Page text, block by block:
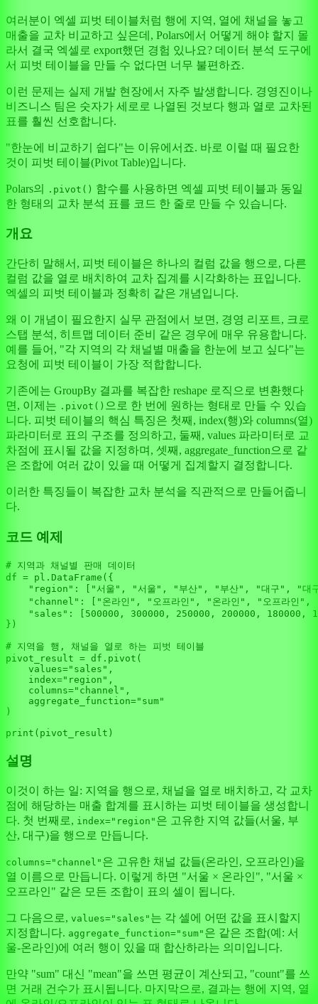
여러분이 엑셀 피벗 테이블처럼 행에 지역, 열에 채널을 놓고
매출을 교차 비교하고 싶은데, Polars에서 어떻게 해야 할지 몰
라서 결국 엑셀로 export했던 경험 있나요? 데이터 분석 도구에
서 피벗 테이블을 만들 수 없다면 너무 불편하죠.
이런 문제는 실제 개발 현장에서 자주 발생합니다. 경영진이나
비즈니스 팀은 숫자가 세로로 나열된 것보다 행과 열로 교차된
표를 훨씬 선호합니다.
"한눈에 비교하기 쉽다"는 이유에서죠. 바로 이럴 때 필요한
것이 피벗 테이블(Pivot Table)입니다.
Polars의 .pivot() 함수를 사용하면 엑셀 피벗 테이블과 동일
한 형태의 교차 분석 표를 코드 한 줄로 만들 수 있습니다.
개요
간단히 말해서, 피벗 테이블은 하나의 컬럼 값을 행으로, 다른
컬럼 값을 열로 배치하여 교차 집계를 시각화하는 표입니다.
엑셀의 피벗 테이블과 정확히 같은 개념입니다.
왜 이 개념이 필요한지 실무 관점에서 보면, 경영 리포트, 크로
스탭 분석, 히트맵 데이터 준비 같은 경우에 매우 유용합니다.
예를 들어, "각 지역의 각 채널별 매출을 한눈에 보고 싶다"는
요청에 피벗 테이블이 가장 적합합니다.
기존에는 GroupBy 결과를 복잡한 reshape 로직으로 변환했다
면, 이제는 .pivot() 으로 한 번에 원하는 형태로 만들 수 있습
니다. 피벗 테이블의 핵심 특징은 첫째, index(행)와 columns(열)
파라미터로 표의 구조를 정의하고, 둘째, values 파라미터로 교
차점에 표시될 값을 지정하며, 셋째, aggregate_function으로 같
은 조합에 여러 값이 있을 때 어떻게 집계할지 결정합니다.
이러한 특징들이 복잡한 교차 분석을 직관적으로 만들어줍니
다.
코드 예제
# 지역과 채널별 판매 데이터
df = pl.DataFrame({
"region" : [ "서울" , "서울" , "부산" , "부산" , "대구" ,
"대
"channel" : [ "온라인" , "오프라인" , "온라인" , "오프라인" ,
"sales" : [ 500000 , 300000 , 250000 , 200000 , 180000 ,
})
# 지역을 행, 채널을 열로 하는 피벗 테이블
pivot_result = df.pivot(
    values=
"sales" ,
    index=
"region" ,
    columns=
"channel" ,
    aggregate_function=
"sum"
)
print
설명
이것이 하는 일: 지역을 행으로, 채널을 열로 배치하고, 각 교차
점에 해당하는 매출 합계를 표시하는 피벗 테이블을 생성합니
다. 첫 번째로, index="region" 은 고유한 지역 값들(서울, 부
산, 대구)을 행으로 만듭니다.
columns="channel" 은 고유한 채널 값들(온라인, 오프라인)을
열 이름으로 만듭니다. 이렇게 하면 "서울 × 온라인", "서울 ×
오프라인" 같은 모든 조합이 표의 셀이 됩니다.
그 다음으로, values="sales" 는 각 셀에 어떤 값을 표시할지
지정합니다. aggregate_function="sum" 은 같은 조합(예: 서
울-온라인)에 여러 행이 있을 때 합산하라는 의미입니다.
만약 "sum" 대신 "mean"을 쓰면 평균이 계산되고, "count"를 쓰
면 거래 건수가 표시됩니다. 마지막으로, 결과는 행에 지역, 열